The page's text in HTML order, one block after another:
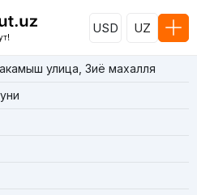
USD UZ
улица, Зиё махалля